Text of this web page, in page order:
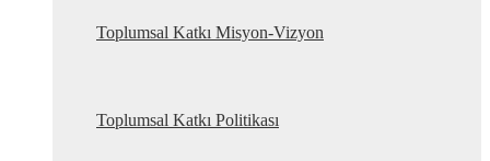
Toplumsal Katkı Misyon-Vizyon
Toplumsal Katkı Politikası